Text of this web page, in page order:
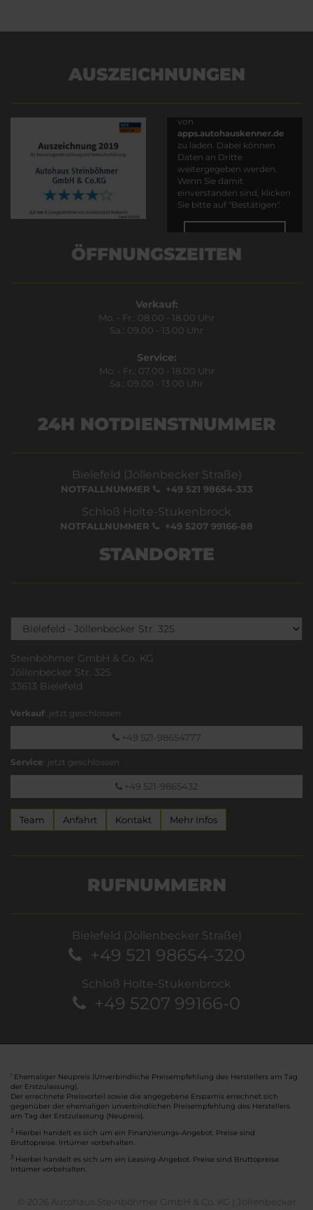
AUSZEICHNUNGEN
von
apps.autohauskenner.de
zu laden. Dabei können
Daten an Dritte
weitergegeben werden.
Wenn Sie damit
einverstanden sind, klicken
Sie bitte auf "Bestätigen".
ÖFFNUNGSZEITEN
Verkauf:
Mo. - Fr.: 08.00 - 18.00 Uhr
Sa.: 09.00 - 13.00 Uhr
Service:
Mo. - Fr.: 07.00 - 18.00 Uhr
Sa.: 09.00 - 13.00 Uhr
24H NOTDIENSTNUMMER
Bielefeld (Jöllenbecker Straße)
NOTFALLNUMMER +49 521 98654-333
Schloß Holte-Stukenbrock
NOTFALLNUMMER +49 5207 99166-88
STANDORTE
Steinböhmer GmbH & Co. KG
Jöllenbecker Str. 325
33613 Bielefeld
Verkauf: jetzt geschlossen
+49 521-98654777
Service: jetzt geschlossen
+49 521-9865432
Team Anfahrt Kontakt Mehr Infos
RUFNUMMERN
Bielefeld (Jöllenbecker Straße)
+49 521 98654-320
Schloß Holte-Stukenbrock
+49 5207 99166-0
Ehemaliger Neupreis (Unverbindliche Preisempfehlung des Herstellers am Tag
der Erstzulassung).
Der errechnete Preisvorteil sowie die angegebene Ersparnis errechnet sich
gegenüber der ehemaligen unverbindlichen Preisempfehlung des Herstellers
am Tag der Erstzulassung (Neupreis).
2 Hierbei handelt es sich um ein Finanzierungs-Angebot. Preise sind
Bruttopreise. Irrtümer vorbehalten.
3 Hierbei handelt es sich um ein Leasing-Angebot. Preise sind Bruttopreise.
Irrtümer vorbehalten.
© 2026 Autohaus Steinböhmer GmbH & Co. KG | Jöllenbecker